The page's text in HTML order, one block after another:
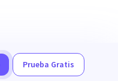
Prueba Gratis